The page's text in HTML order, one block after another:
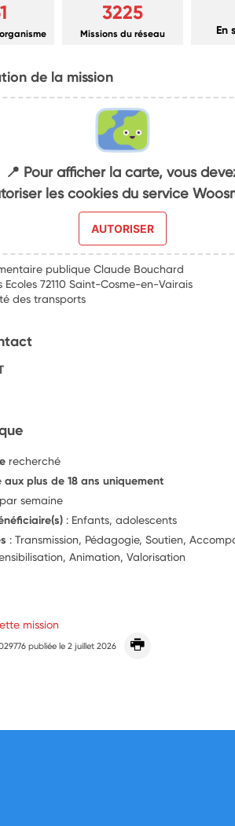
3225
Missions du réseau En
de la mission
📍 Pour afficher la carte, vous
les cookies du service
AUTORISER
publique Claude Bouchard
Ecoles 72110 Saint-Cosme-en-Vairais
des transports
recherché
aux plus de 18 ans uniquement
par semaine
: Enfants, adolescents
: Transmission, Pédagogie, Soutien,
Animation, Valorisation
mission
publiée le2 juillet 2026